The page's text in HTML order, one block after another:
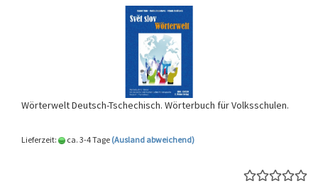
Wörterwelt Deutsch-Tschechisch. Wörterbuch für Volksschulen.
Lieferzeit: ca. 3-4 Tage (Ausland abweichend)